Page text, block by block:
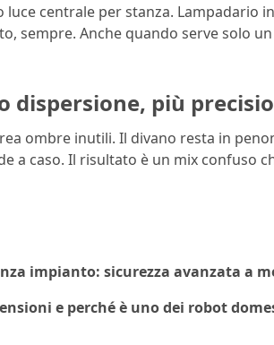
luce centrale per stanza. Lampadario
sempre. Anche quando serve solo
dispersione, più
ombre inutili. Il divano resta in
a caso. Il risultato è un mix confuso
impianto: sicurezza avanzata a
e perché è uno dei robot